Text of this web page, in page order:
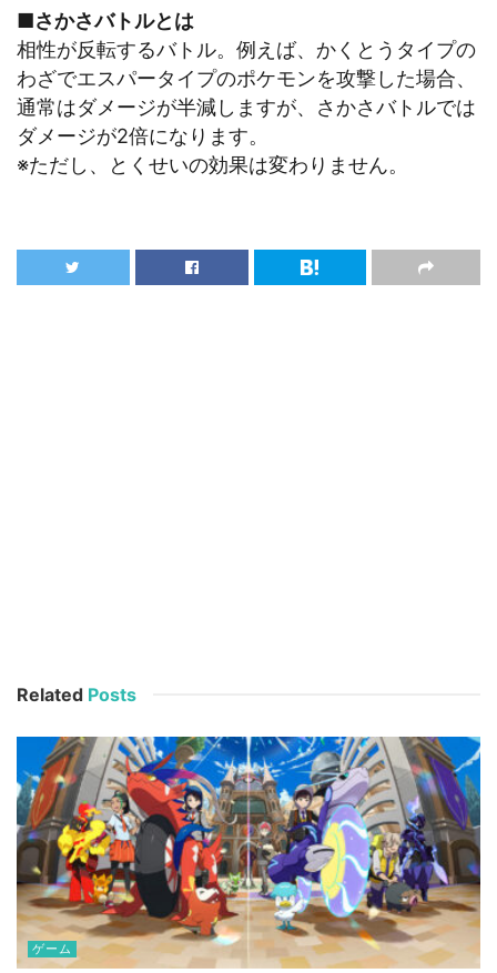
■さかさバトルとは
相性が反転するバトル。例えば、かくとうタイプの
わざでエスパータイプのポケモンを攻撃した場合、
通常はダメージが半減しますが、さかさバトルでは
ダメージが2倍になります。
※ただし、とくせいの効果は変わりません。
Related Posts
ゲーム